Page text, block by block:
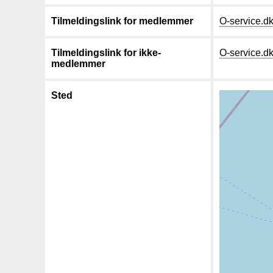
Tilmeldingslink for medlemmer O-service.dk
Tilmeldingslink for ikke-
medlemmer
O-service.dk
Sted